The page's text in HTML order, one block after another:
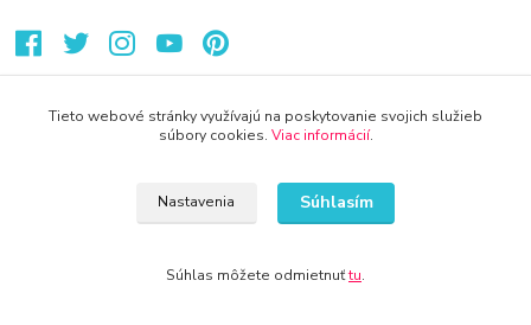
Tieto webové stránky využívajú na poskytovanie svojich služieb
súbory cookies. Viac informácií.
Nastavenia Súhlasím
Súhlas môžete odmietnuťtu.